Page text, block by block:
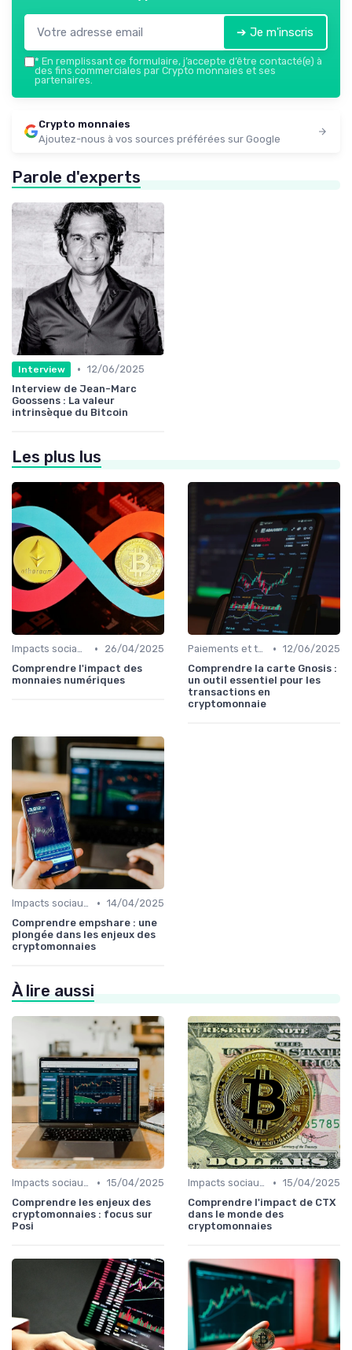
➔ Je m'inscris
* En remplissant ce formulaire, j’accepte d’être contacté(e) à
des fins commerciales par Crypto monnaies et ses
partenaires.
Crypto monnaies
Ajoutez-nous à vos sources préférées sur Google
Parole d'experts
Interview • 12/06/2025
Interview de Jean-Marc
Goossens : La valeur
intrinsèque du Bitcoin
Les plus lus
Impacts sociaux et économiques •
26/04/2025
Comprendre l'impact des
monnaies numériques
Paiements et transactions • 12/06/2025
Comprendre la carte Gnosis :
un outil essentiel pour les
transactions en
cryptomonnaie
Impacts sociaux et économiques • 14/04/2025
Comprendre empshare : une
plongée dans les enjeux des
cryptomonnaies
À lire aussi
Impacts sociaux et économiques • 15/04/2025
Comprendre les enjeux des
cryptomonnaies : focus sur
Posi
Impacts sociaux et économiques • 15/04/2025
Comprendre l'impact de CTX
dans le monde des
cryptomonnaies